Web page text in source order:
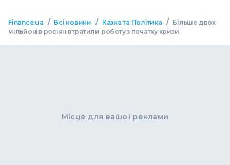
Finance.ua / Всі новини / Казна та Політика / Більше двох
мільйонів росіян втратили роботу з початку кризи
Місце для вашої реклами